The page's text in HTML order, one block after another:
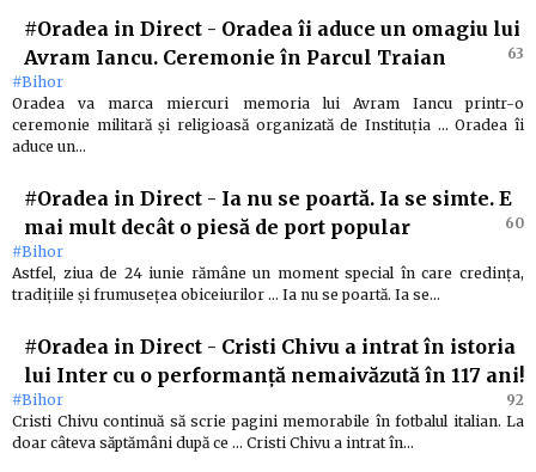
#Oradea in Direct - Oradea îi aduce un omagiu lui
Avram Iancu. Ceremonie în Parcul Traian
63
#Bihor
Oradea va marca miercuri memoria lui Avram Iancu printr-o
ceremonie militară și religioasă organizată de Instituția … Oradea îi
aduce un…
#Oradea in Direct - Ia nu se poartă. Ia se simte. E
mai mult decât o piesă de port popular
60
#Bihor
Astfel, ziua de 24 iunie rămâne un moment special în care credința,
tradițiile și frumusețea obiceiurilor … Ia nu se poartă. Ia se…
#Oradea in Direct - Cristi Chivu a intrat în istoria
lui Inter cu o performanță nemaivăzută în 117 ani!
92
#Bihor
Cristi Chivu continuă să scrie pagini memorabile în fotbalul italian. La
doar câteva săptămâni după ce … Cristi Chivu a intrat în…